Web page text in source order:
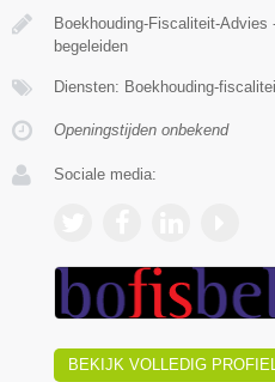
Boekhouding-Fiscaliteit-
begeleiden
Diensten: Boekhouding-
Openingstijden onbekend
Sociale media:
BEKIJK VOLLEDIG PROFIEL